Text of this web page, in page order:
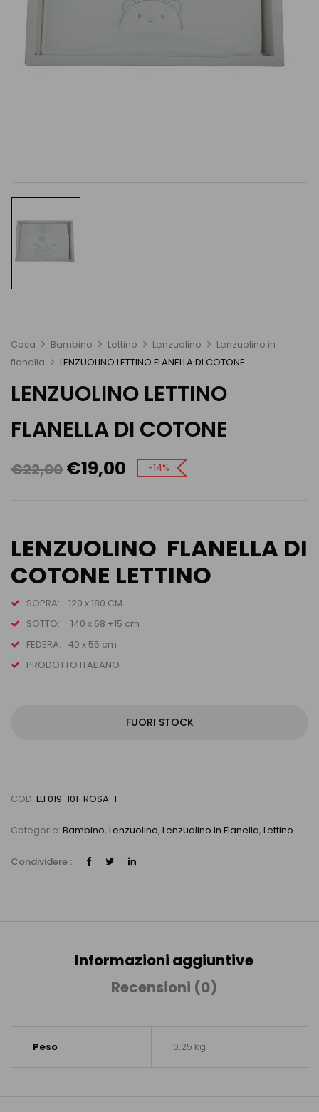
Casa Bambino Lettino Lenzuolino
Lenzuolino in
flanella
LENZUOLINO LETTINO FLANELLA DI COTONE
LENZUOLINO LETTINO
FLANELLA DI COTONE
€22,00 €19,00 -14%
LENZUOLINO FLANELLA DI
COTONE LETTINO
SOPRA: 120 x 180 CM
SOTTO: 140 x 68 +15 cm
FEDERA: 40 x 55 cm
PRODOTTO ITALIANO
FUORI STOCK
COD: LLF019-101-ROSA-1
Categorie: Bambino, Lenzuolino, Lenzuolino In Flanella, Lettino
Condividere :
Informazioni aggiuntive
Recensioni (0)
Peso 0,25 kg